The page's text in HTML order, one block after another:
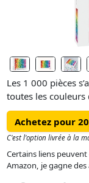
Les 1 000 pièces
toutes les couleurs
bleu roi, en
couleurs. Idéal
amusant et
9 ans et plus ne
Achetez pour
C'est l'option livrée à la
Certains liens
Amazon, je gagne